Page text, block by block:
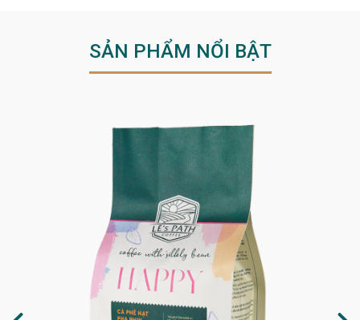
SẢN PHẨM NỔI BẬT